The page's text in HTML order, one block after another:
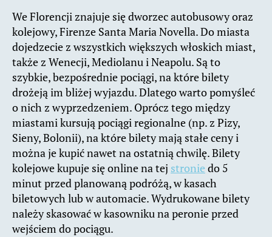
We Florencji znajuje się dworzec autobusowy oraz
kolejowy, Firenze Santa Maria Novella. Do miasta
dojedzecie z wszystkich większych włoskich miast,
także z Wenecji, Mediolanu i Neapolu. Są to
szybkie, bezpośrednie pociągi, na które bilety
drożeją im bliżej wyjazdu. Dlatego warto pomyśleć
o nich z wyprzedzeniem. Oprócz tego między
miastami kursują pociągi regionalne (np. z Pizy,
Sieny, Bolonii), na które bilety mają stałe ceny i
można je kupić nawet na ostatnią chwilę. Bilety
kolejowe kupuje się online na tej stronie do 5
minut przed planowaną podróżą, w kasach
biletowych lub w automacie. Wydrukowane bilety
należy skasować w kasowniku na peronie przed
wejściem do pociągu.